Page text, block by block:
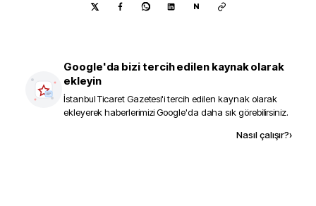
N
Google'da bizi tercih edilen kaynak olarak
ekleyin
İstanbul Ticaret Gazetesi'i tercih edilen kaynak olarak
ekleyerek haberlerimizi Google'da daha sık görebilirsiniz.
Nasıl çalışır?›